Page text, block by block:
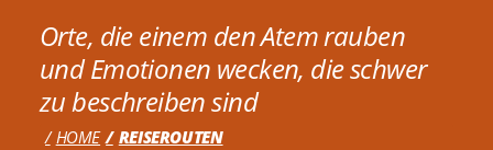
Orte, die einem den Atem rauben
und Emotionen wecken, die schwer
zu beschreiben sind
HOME REISEROUTEN